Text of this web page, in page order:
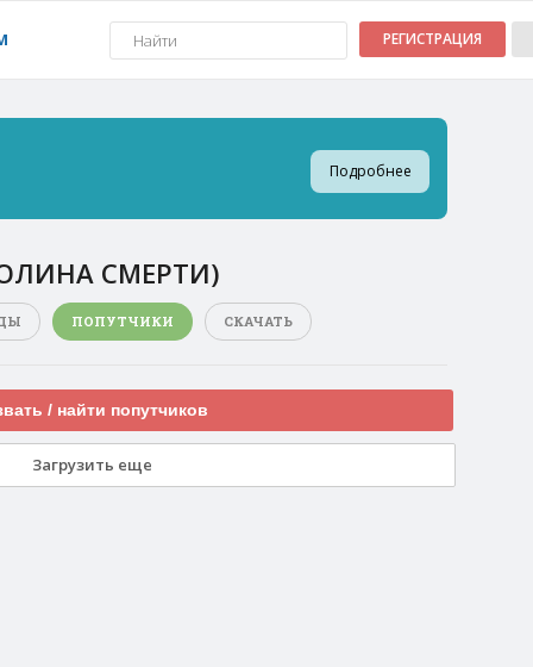
РЕГИСТРАЦИЯ
Подробнее
СМЕРТИ)
ПОПУТЧИКИ СКАЧАТЬ
/ найти попутчиков
Загрузить еще